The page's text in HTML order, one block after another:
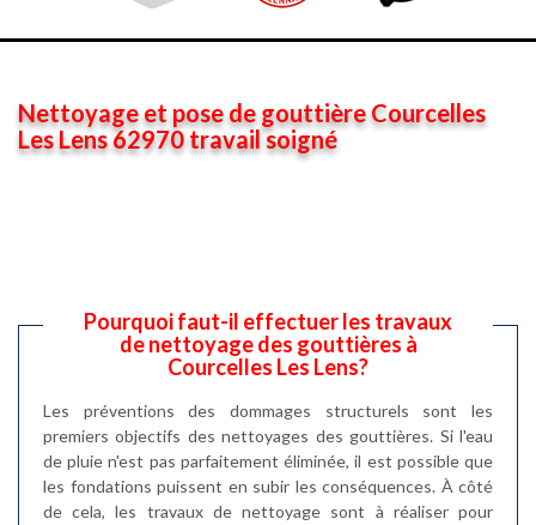
Nettoyage et pose de gouttière Courcelles
Les Lens 62970 travail soigné
Pourquoi faut-il effectuer les travaux
de nettoyage des gouttières à
Courcelles Les Lens?
Les préventions des dommages structurels sont les
premiers objectifs des nettoyages des gouttières. Si l'eau
de pluie n'est pas parfaitement éliminée, il est possible que
les fondations puissent en subir les conséquences. À côté
de cela, les travaux de nettoyage sont à réaliser pour